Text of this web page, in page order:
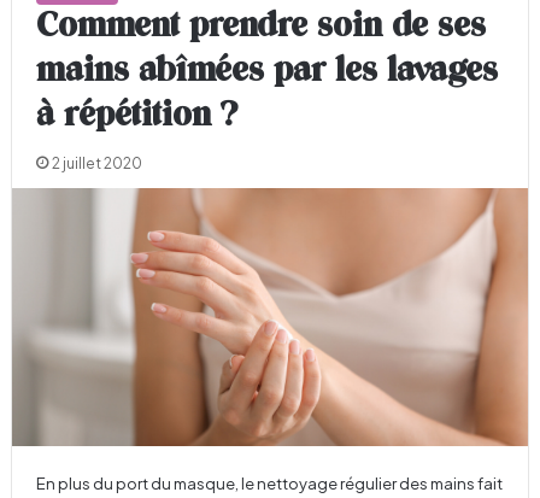
Comment prendre soin de ses
mains abîmées par les lavages
à répétition ?
2 juillet 2020
En plus du port du masque, le nettoyage régulier des mains fait